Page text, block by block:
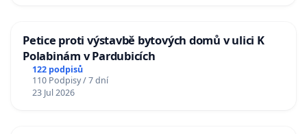
Petice proti výstavbě bytových domů v ulici K
Polabinám v Pardubicích
122 podpisů
110 Podpisy / 7 dní
23 Jul 2026